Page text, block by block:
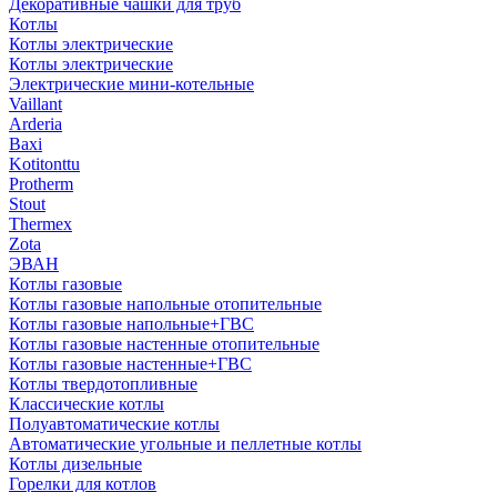
Котлы
Котлы электрические
Котлы электрические
Электрические мини-котельные
Vaillant
Arderia
Baxi
Kotitonttu
Protherm
Stout
Thermex
Zota
ЭВАН
Котлы газовые
Котлы газовые напольные отопительные
Котлы газовые напольные+ГВС
Котлы газовые настенные отопительные
Котлы газовые настенные+ГВС
Котлы твердотопливные
Классические котлы
Полуавтоматические котлы
Автоматические угольные и пеллетные котлы
Котлы дизельные
Горелки для котлов